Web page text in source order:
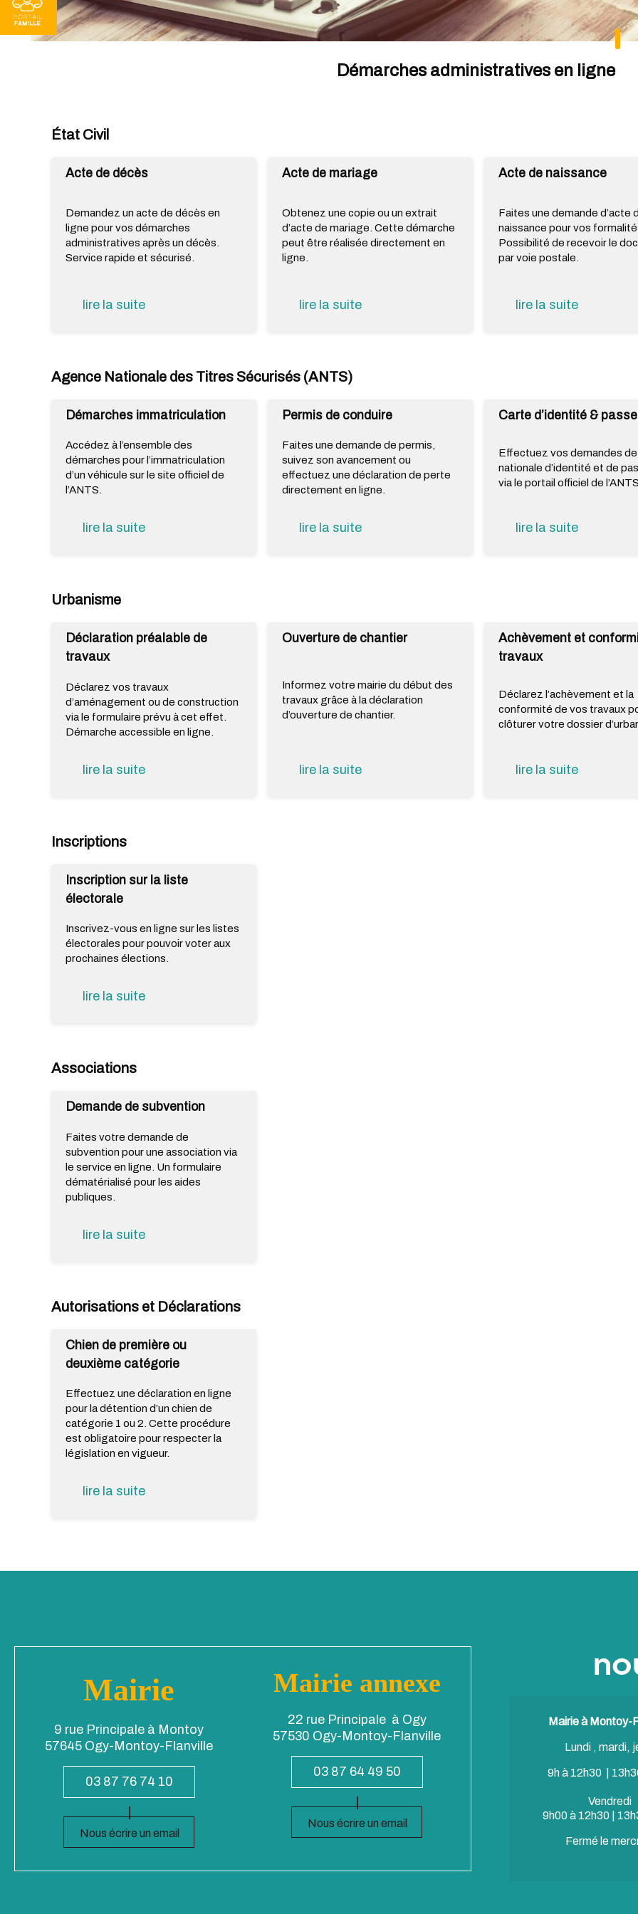
Démarches administratives en ligne
État Civil
Acte de décès
Demandez un acte de décès en
ligne pour vos démarches
administratives après un décès.
Service rapide et sécurisé.
lire la suite
Acte de mariage
Obtenez une copie ou un extrait
d’acte de mariage. Cette démarche
peut être réalisée directement en
ligne.
lire la suite
Acte de naissance
Faites une demande d’acte
naissance pour vos
Possibilité de recevoir le
par voie postale.
lire la suite
Agence Nationale des Titres Sécurisés (ANTS)
Démarches immatriculation
Accédez à l’ensemble des
démarches pour l’immatriculation
d’un véhicule sur le site officiel de
l’ANTS.
lire la suite
Permis de conduire
Faites une demande de permis,
suivez son avancement ou
effectuez une déclaration de perte
directement en ligne.
lire la suite
Carte d’identité &
Effectuez vos demandes
nationale d’identité et de
via le portail officiel de l’ANTS.
lire la suite
Urbanisme
Déclaration préalable de
travaux
Déclarez vos travaux
d’aménagement ou de construction
via le formulaire prévu à cet effet.
Démarche accessible en ligne.
lire la suite
Ouverture de chantier
Informez votre mairie du début des
travaux grâce à la déclaration
d’ouverture de chantier.
lire la suite
Achèvement et
travaux
Déclarez l’achèvement et la
conformité de vos travaux
clôturer votre dossier
lire la suite
Inscriptions
Inscription sur la liste
électorale
Inscrivez-vous en ligne sur les listes
électorales pour pouvoir voter aux
prochaines élections.
lire la suite
Associations
Demande de subvention
Faites votre demande de
subvention pour une association via
le service en ligne. Un formulaire
dématérialisé pour les aides
publiques.
lire la suite
Autorisations et Déclarations
Chien de première ou
deuxième catégorie
Effectuez une déclaration en ligne
pour la détention d’un chien de
catégorie 1 ou 2. Cette procédure
est obligatoire pour respecter la
législation en vigueur.
lire la suite
Mairie
9 rue Principale à Montoy
57645 Ogy-Montoy-Flanville
03 87 76 74 10
Nous écrire un email
Mairie annexe
22 rue Principale à Ogy
57530 Ogy-Montoy-Flanville
03 87 64 49 50
Nous écrire un email
Mairie à Montoy-
Lundi , mardi,
9h à 12h30 |
Vendredi
9h00 à 12h30 |
Fermé le